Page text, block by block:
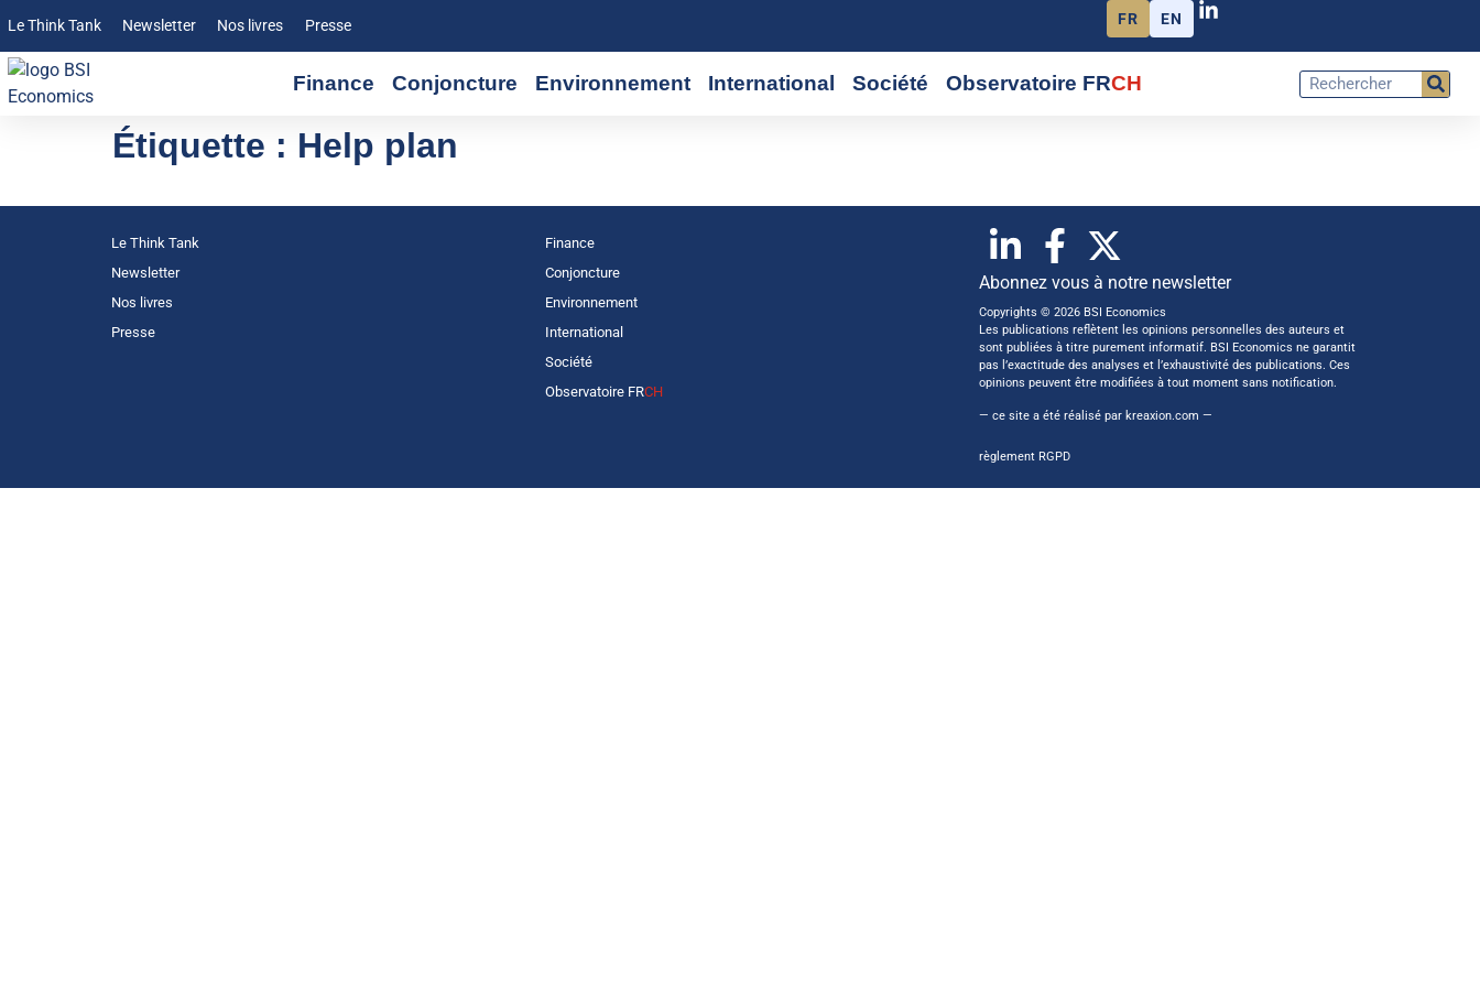
Le Think Tank Newsletter Nos livres Presse FR EN
Finance Conjoncture Environnement International Société Observatoire FRCH
Étiquette : Help plan
Le Think Tank
Newsletter
Nos livres
Presse
Finance
Conjoncture
Environnement
International
Société
Observatoire FRCH
Abonnez vous à notre newsletter
Copyrights © 2026 BSI Economics
Les publications reflètent les opinions personnelles des auteurs et
sont publiées à titre purement informatif. BSI Economics ne garantit
pas l’exactitude des analyses et l’exhaustivité des publications. Ces
opinions peuvent être modifiées à tout moment sans notification.
— ce site a été réalisé par kreaxion.com —
règlement RGPD